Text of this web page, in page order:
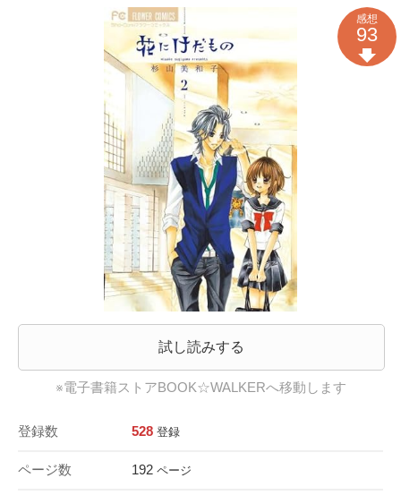
試し読みする
※電子書籍ストアBOOK☆WALKERへ移動します
登録数 528 登録
ページ数 192 ページ
感想
93